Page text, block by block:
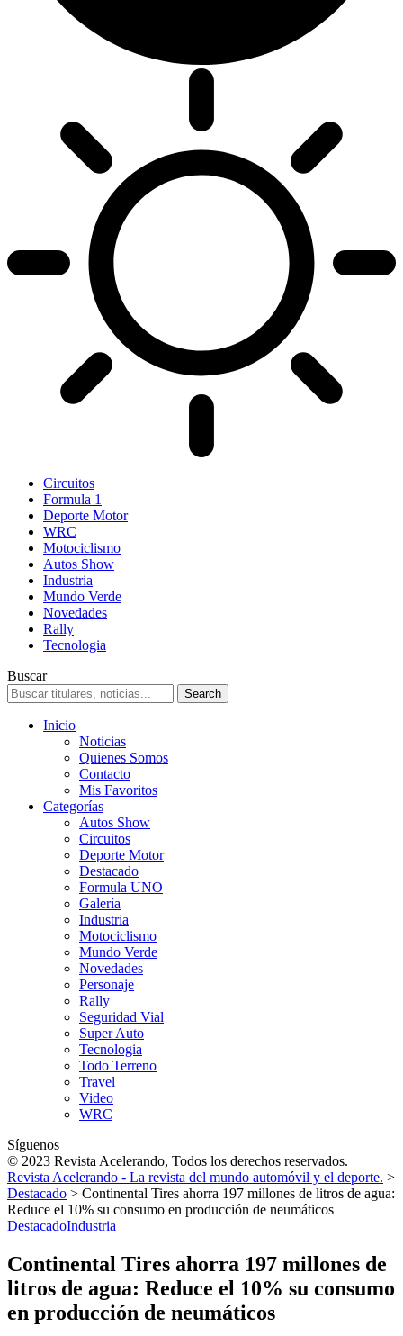
Circuitos
Formula 1
Deporte Motor
WRC
Motociclismo
Autos Show
Industria
Mundo Verde
Novedades
Rally
Tecnologia
Buscar
Inicio
Noticias
Quienes Somos
Contacto
Mis Favoritos
Categorías
Autos Show
Circuitos
Deporte Motor
Destacado
Formula UNO
Galería
Industria
Motociclismo
Mundo Verde
Novedades
Personaje
Rally
Seguridad Vial
Super Auto
Tecnologia
Todo Terreno
Travel
Video
WRC
Síguenos
© 2023 Revista Acelerando, Todos los derechos reservados.
Revista Acelerando - La revista del mundo automóvil y el deporte. >
Destacado > Continental Tires ahorra 197 millones de litros de agua:
Reduce el 10% su consumo en producción de neumáticos
DestacadoIndustria
Continental Tires ahorra 197 millones de
litros de agua: Reduce el 10% su consumo
en producción de neumáticos